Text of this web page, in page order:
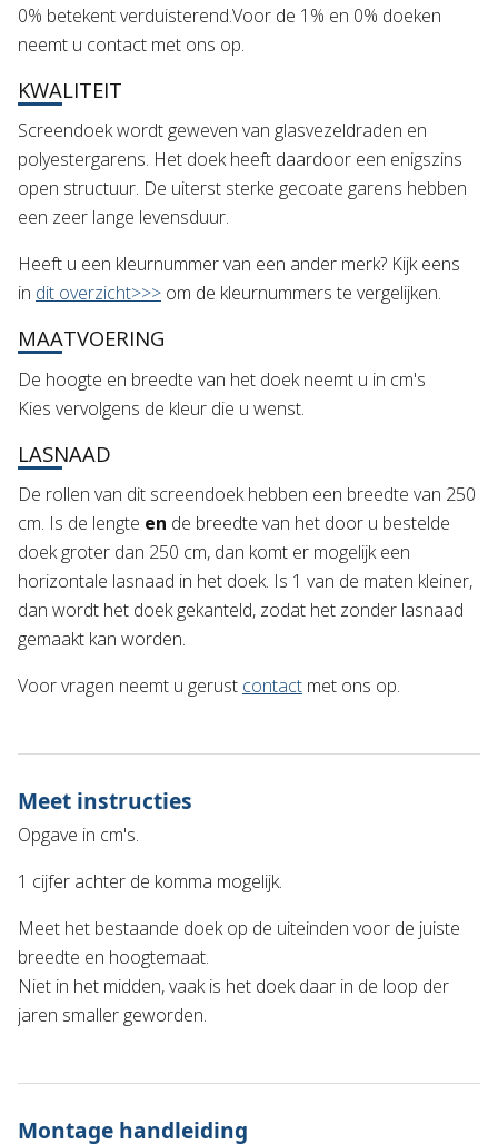
0% betekent verduisterend.Voor de 1% en 0% doeken
neemt u contact met ons op.
KWALITEIT
Screendoek wordt geweven van glasvezeldraden en
polyestergarens. Het doek heeft daardoor een enigszins
open structuur. De uiterst sterke gecoate garens hebben
een zeer lange levensduur.
Heeft u een kleurnummer van een ander merk? Kijk eens
in dit overzicht>>> om de kleurnummers te vergelijken.
MAATVOERING
De hoogte en breedte van het doek neemt u in cm's
Kies vervolgens de kleur die u wenst.
LASNAAD
De rollen van dit screendoek hebben een breedte van 250
cm. Is de lengte en de breedte van het door u bestelde
doek groter dan 250 cm, dan komt er mogelijk een
horizontale lasnaad in het doek. Is 1 van de maten kleiner,
dan wordt het doek gekanteld, zodat het zonder lasnaad
gemaakt kan worden.
Voor vragen neemt u gerust contact met ons op.
Meet instructies
Opgave in cm's.
1 cijfer achter de komma mogelijk.
Meet het bestaande doek op de uiteinden voor de juiste
breedte en hoogtemaat.
Niet in het midden, vaak is het doek daar in de loop der
jaren smaller geworden.
Montage handleiding